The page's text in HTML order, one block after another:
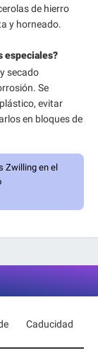
de hierro
y horneado.
especiales?
secado
Se
evitar
en bloques de
Zwilling en el
Caducidad